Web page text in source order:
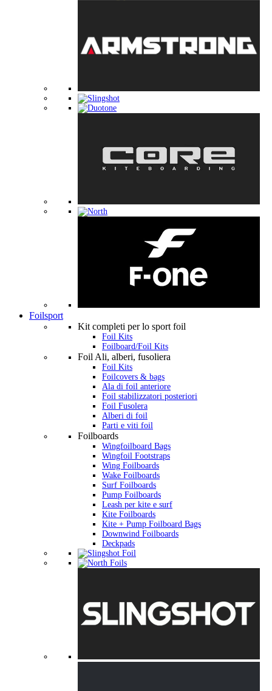
Foilsport
Kit completi per lo sport foil
Foil Kits
Foilboard/Foil Kits
Foil Ali, alberi, fusoliera
Foil Kits
Foilcovers & bags
Ala di foil anteriore
Foil stabilizzatori posteriori
Foil Fusolera
Alberi di foil
Parti e viti foil
Foilboards
Wingfoilboard Bags
Wingfoil Footstraps
Wing Foilboards
Wake Foilboards
Surf Foilboards
Pump Foilboards
Leash per kite e surf
Kite Foilboards
Kite + Pump Foilboard Bags
Downwind Foilboards
Deckpads